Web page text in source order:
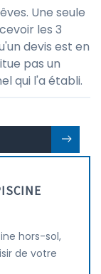
Une seule
les 3
devis est en
pas un
qui l'a établi.
hors-sol,
de votre